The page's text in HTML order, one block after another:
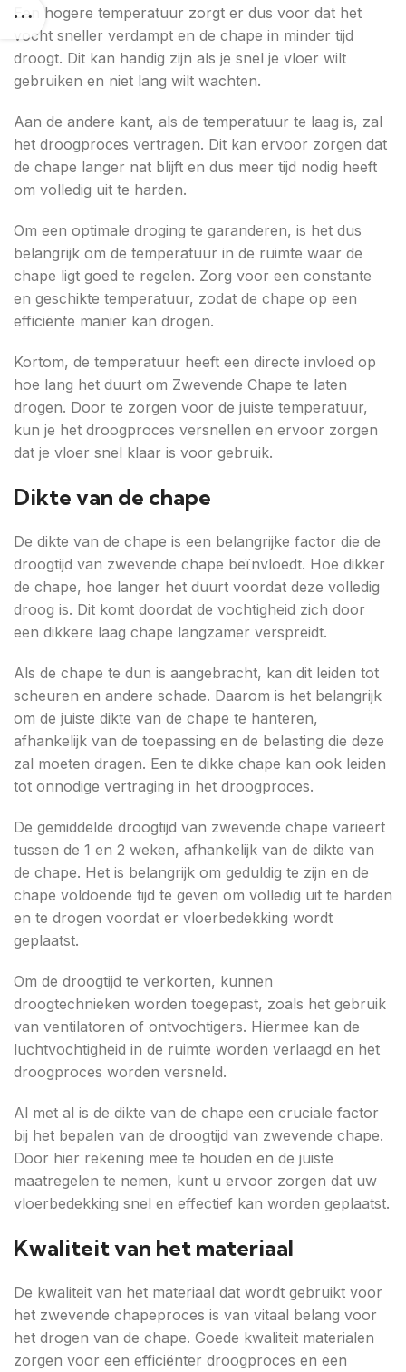
Een hogere temperatuur zorgt er dus voor dat het
vocht sneller verdampt en de chape in minder tijd
droogt. Dit kan handig zijn als je snel je vloer wilt
gebruiken en niet lang wilt wachten.
Aan de andere kant, als de temperatuur te laag is, zal
het droogproces vertragen. Dit kan ervoor zorgen dat
de chape langer nat blijft en dus meer tijd nodig heeft
om volledig uit te harden.
Om een optimale droging te garanderen, is het dus
belangrijk om de temperatuur in de ruimte waar de
chape ligt goed te regelen. Zorg voor een constante
en geschikte temperatuur, zodat de chape op een
efficiënte manier kan drogen.
Kortom, de temperatuur heeft een directe invloed op
hoe lang het duurt om Zwevende Chape te laten
drogen. Door te zorgen voor de juiste temperatuur,
kun je het droogproces versnellen en ervoor zorgen
dat je vloer snel klaar is voor gebruik.
Dikte van de chape
De dikte van de chape is een belangrijke factor die de
droogtijd van zwevende chape beïnvloedt. Hoe dikker
de chape, hoe langer het duurt voordat deze volledig
droog is. Dit komt doordat de vochtigheid zich door
een dikkere laag chape langzamer verspreidt.
Als de chape te dun is aangebracht, kan dit leiden tot
scheuren en andere schade. Daarom is het belangrijk
om de juiste dikte van de chape te hanteren,
afhankelijk van de toepassing en de belasting die deze
zal moeten dragen. Een te dikke chape kan ook leiden
tot onnodige vertraging in het droogproces.
De gemiddelde droogtijd van zwevende chape varieert
tussen de 1 en 2 weken, afhankelijk van de dikte van
de chape. Het is belangrijk om geduldig te zijn en de
chape voldoende tijd te geven om volledig uit te harden
en te drogen voordat er vloerbedekking wordt
geplaatst.
Om de droogtijd te verkorten, kunnen
droogtechnieken worden toegepast, zoals het gebruik
van ventilatoren of ontvochtigers. Hiermee kan de
luchtvochtigheid in de ruimte worden verlaagd en het
droogproces worden versneld.
Al met al is de dikte van de chape een cruciale factor
bij het bepalen van de droogtijd van zwevende chape.
Door hier rekening mee te houden en de juiste
maatregelen te nemen, kunt u ervoor zorgen dat uw
vloerbedekking snel en effectief kan worden geplaatst.
Kwaliteit van het materiaal
De kwaliteit van het materiaal dat wordt gebruikt voor
het zwevende chapeproces is van vitaal belang voor
het drogen van de chape. Goede kwaliteit materialen
zorgen voor een efficiënter droogproces en een